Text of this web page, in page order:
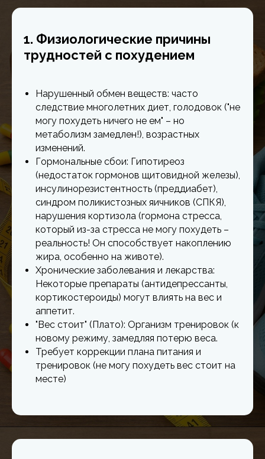
1. Физиологические причины
трудностей с похудением
Нарушенный обмен веществ: часто
следствие многолетних диет, голодовок ("не
могу похудеть ничего не ем" – но
метаболизм замедлен!), возрастных
изменений.
Гормональные сбои: Гипотиреоз
(недостаток гормонов щитовидной железы),
инсулинорезистентность (преддиабет),
синдром поликистозных яичников (СПКЯ),
нарушения кортизола (гормона стресса,
который из-за стресса не могу похудеть –
реальность! Он способствует накоплению
жира, особенно на животе).
Хронические заболевания и лекарства:
Некоторые препараты (антидепрессанты,
кортикостероиды) могут влиять на вес и
аппетит.
"Вес стоит" (Плато): Организм тренировок (к
новому режиму, замедляя потерю веса.
Требует коррекции плана питания и
тренировок (не могу похудеть вес стоит на
месте)